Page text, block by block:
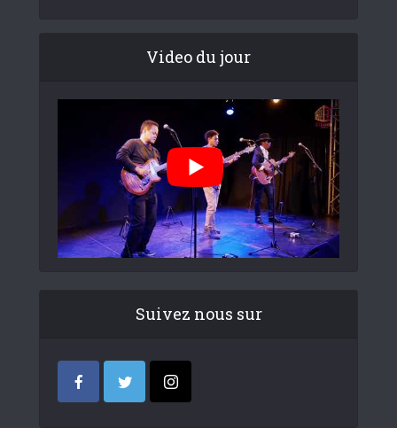
Video du jour
Suivez nous sur